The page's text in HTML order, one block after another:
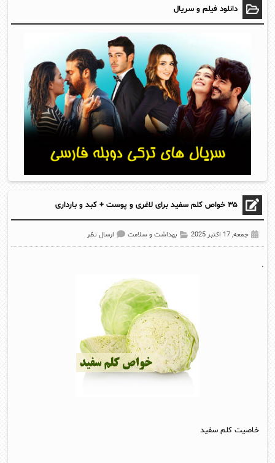
دانلود فیلم و سریال
۳۵ خواص کلم سفید برای لاغری و پوست + کبد و بارداری
جمعه, 17 اکتبر 2025 بهداشت و سلامت ارسال نظر
.
خاصیت کلم سفید